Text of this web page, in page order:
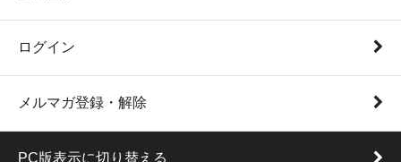
ログイン
メルマガ登録・解除
PC版表示に切り替える